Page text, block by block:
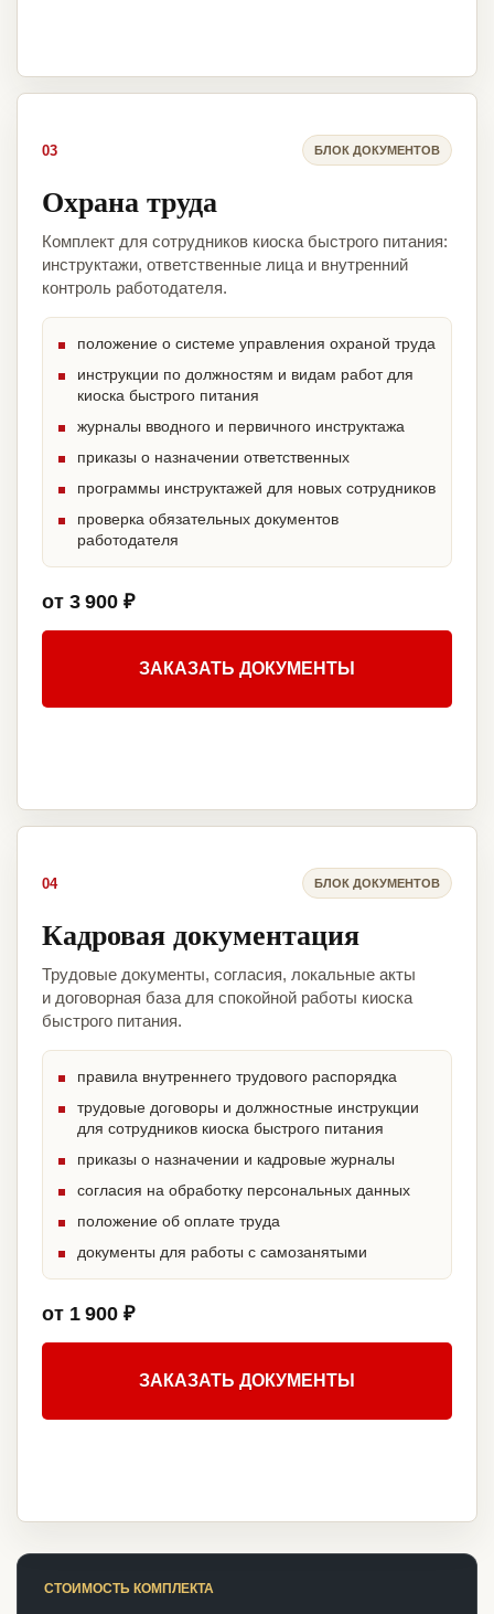
03 БЛОК ДОКУМЕНТОВ
Охрана труда
Комплект для сотрудников киоска быстрого питания:
инструктажи, ответственные лица и внутренний
контроль работодателя.
положение о системе управления охраной труда
инструкции по должностям и видам работ для
киоска быстрого питания
журналы вводного и первичного инструктажа
приказы о назначении ответственных
программы инструктажей для новых сотрудников
проверка обязательных документов
работодателя
от 3 900 ₽
ЗАКАЗАТЬ ДОКУМЕНТЫ
04 БЛОК ДОКУМЕНТОВ
Кадровая документация
Трудовые документы, согласия, локальные акты
и договорная база для спокойной работы киоска
быстрого питания.
правила внутреннего трудового распорядка
трудовые договоры и должностные инструкции
для сотрудников киоска быстрого питания
приказы о назначении и кадровые журналы
согласия на обработку персональных данных
положение об оплате труда
документы для работы с самозанятыми
от 1 900 ₽
ЗАКАЗАТЬ ДОКУМЕНТЫ
СТОИМОСТЬ КОМПЛЕКТА